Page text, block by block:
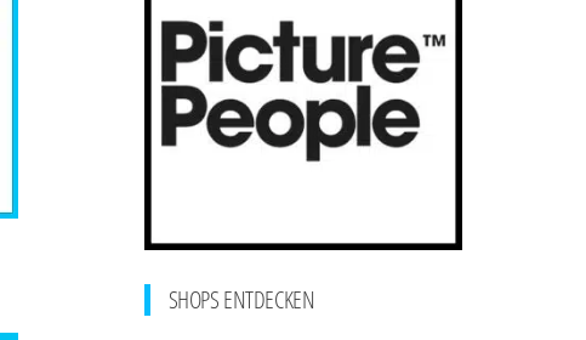
SHOPS ENTDECKEN